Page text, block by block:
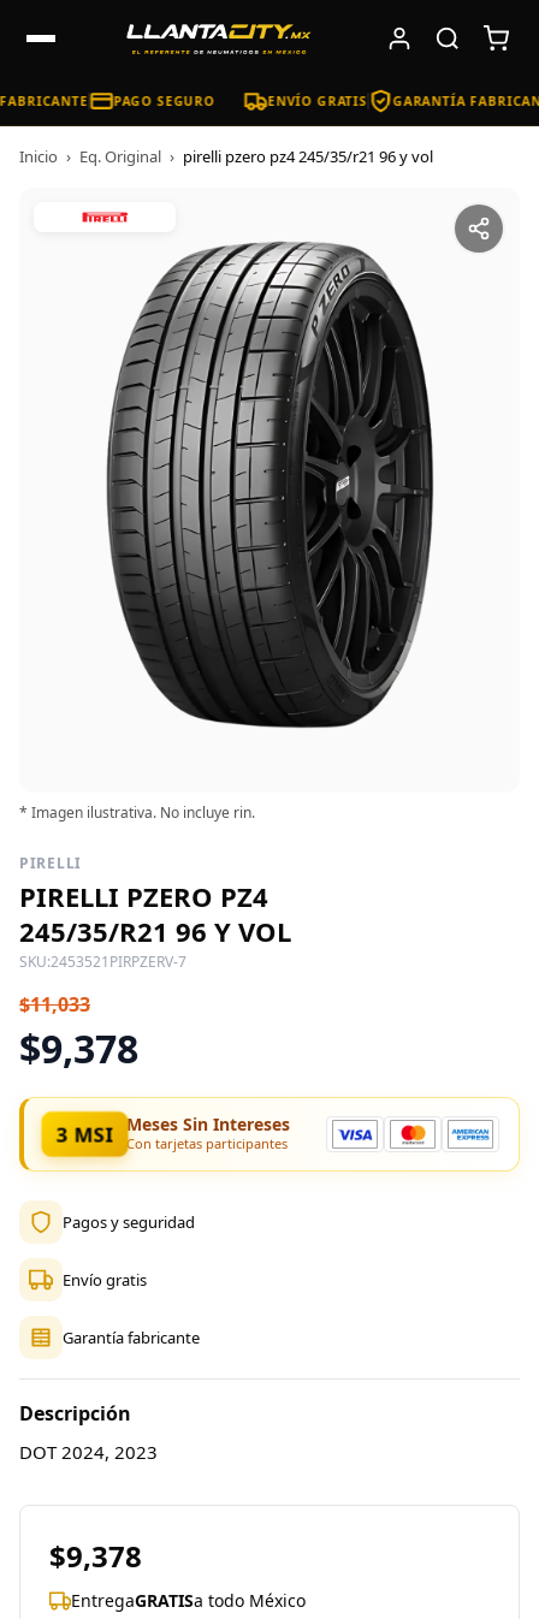
PAGO SEGURO ENVÍO GRATIS GARANTÍA
Inicio › Eq. Original › pirelli pzero pz4 245/35/r21 96 y vol
* Imagen ilustrativa. No incluye rin.
PIRELLI
PIRELLI PZERO PZ4
245/35/R21 96 Y VOL
SKU:2453521PIRPZERV-7
$11,033
$9,378
3 MSI Meses Sin Intereses
Con tarjetas participantes
Pagos y seguridad
Envío gratis
Garantía fabricante
Descripción
DOT 2024, 2023
$9,378
EntregaGRATISa todo México